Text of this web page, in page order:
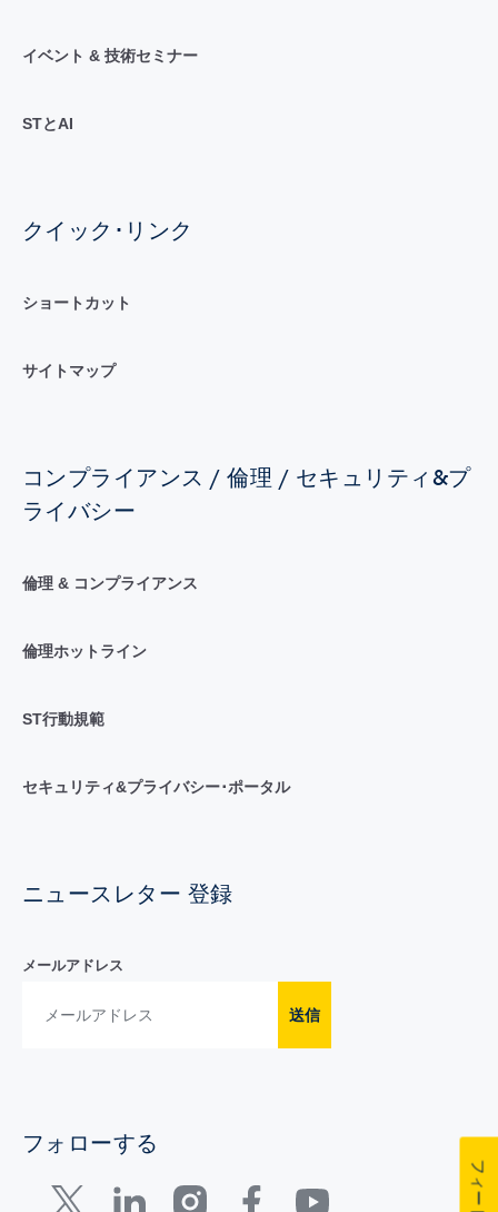
イベント & 技術セミナー
STとAI
クイック･リンク
ショートカット
サイトマップ
コンプライアンス / 倫理 / セキュリティ&プ
ライバシー
倫理 & コンプライアンス
倫理ホットライン
ST行動規範
セキュリティ&プライバシー･ポータル
ニュースレター 登録
メールアドレス
送信
フォローする